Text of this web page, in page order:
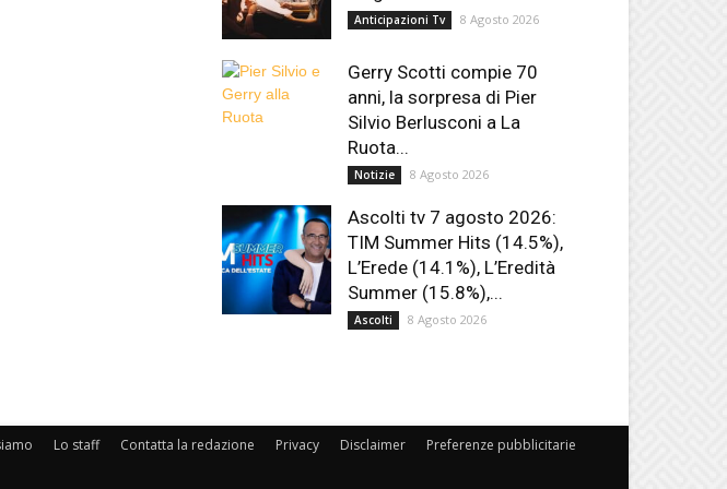
Anticipazioni Tv 8 Agosto 2026
Gerry Scotti compie 70
anni, la sorpresa di Pier
Silvio Berlusconi a La
Ruota...
Notizie 8 Agosto 2026
Ascolti tv 7 agosto 2026:
TIM Summer Hits (14.5%),
L’Erede (14.1%), L’Eredità
Summer (15.8%),...
Ascolti 8 Agosto 2026
Lo staff Contatta la redazione Privacy Disclaimer Preferenze pubblicitarie